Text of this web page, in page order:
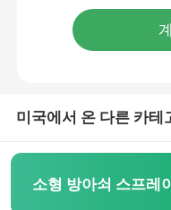
정밀한 안개 스프레
입술 광택 튜브
무른 크림 병
미국에서 온 다른 카테
소형 방아쇠 스프레